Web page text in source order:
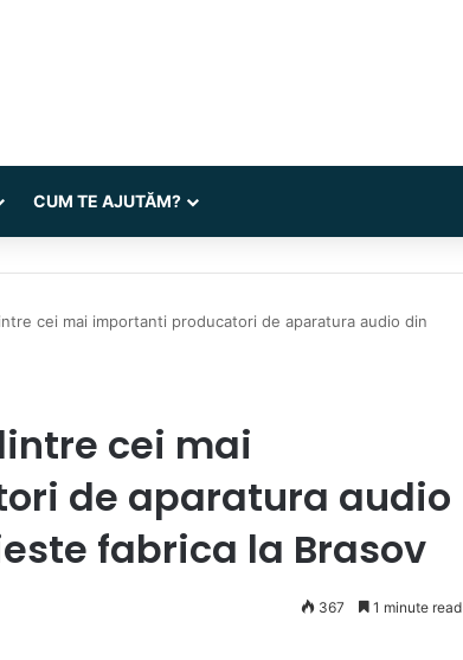
CUM TE AJUTĂM?
cei mai importanti producatori de aparatura audio din
cei mai
de aparatura audio
fabrica la Brasov
367 1 minute read